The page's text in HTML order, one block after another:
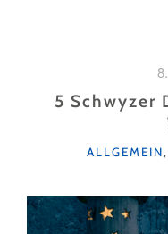
5 Schwyzer
KATEGORIEN
ALLGEMEIN,